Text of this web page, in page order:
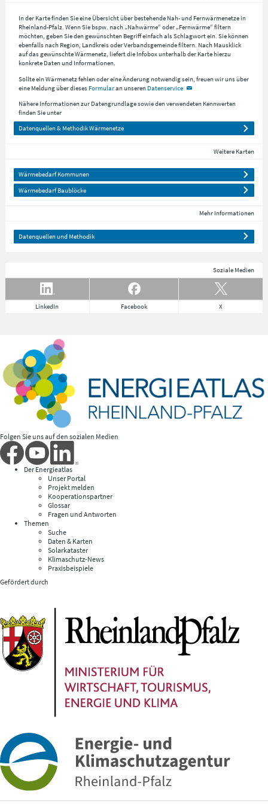
In der Karte finden Sie eine Übersicht über bestehende Nah- und Fernwärmenetze in
Rheinland-Pfalz. Wenn Sie bspw. nach „Nahwärme“ oder „Fernwärme“ filtern
möchten, geben Sie den gewünschten Begriff einfach als Schlagwort ein. Sie können
ebenfalls nach Region, Landkreis oder Verbandsgemeinde filtern. Nach Mausklick
auf das gewünschte Wärmenetz, liefert die Infobox unterhalb der Karte hierzu
konkrete Daten und Informationen.
Sollte ein Wärmenetz fehlen oder eine Änderung notwendig sein, freuen wir uns über
eine Meldung über dieses Formularan unseren Datenservice
Nähere Informationen zur Datengrundlage sowie den verwendeten Kennwerten
finden Sie unter
Datenquellen & Methodik Wärmenetze
Weitere Karten
Wärmebedarf Kommunen
Wärmebedarf Baublöcke
Mehr Informationen
Datenquellen und Methodik
Soziale Medien
LinkedIn Facebook X
Folgen Sie uns auf den sozialen Medien
Der Energieatlas
Unser Portal
Projekt melden
Kooperationspartner
Glossar
Fragen und Antworten
Themen
Suche
Daten & Karten
Solarkataster
Klimaschutz-News
Praxisbeispiele
Gefördert durch